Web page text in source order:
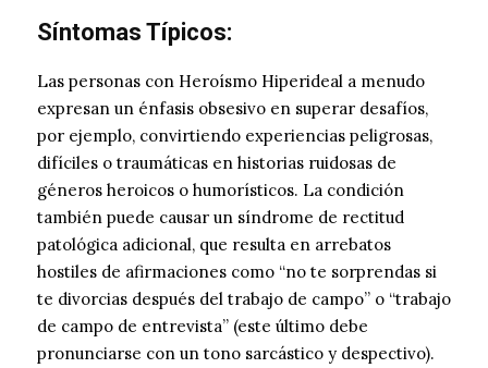
Síntomas Típicos:
Las personas con Heroísmo Hiperideal a menudo
expresan un énfasis obsesivo en superar desafíos,
por ejemplo, convirtiendo experiencias peligrosas,
difíciles o traumáticas en historias ruidosas de
géneros heroicos o humorísticos. La condición
también puede causar un síndrome de rectitud
patológica adicional, que resulta en arrebatos
hostiles de afirmaciones como “no te sorprendas si
te divorcias después del trabajo de campo” o “trabajo
de campo de entrevista” (este último debe
pronunciarse con un tono sarcástico y despectivo).